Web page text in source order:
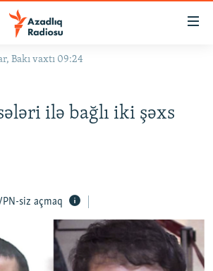
Bakı vaxtı 09:24
ilə bağlı iki şəxs
siz açmaq